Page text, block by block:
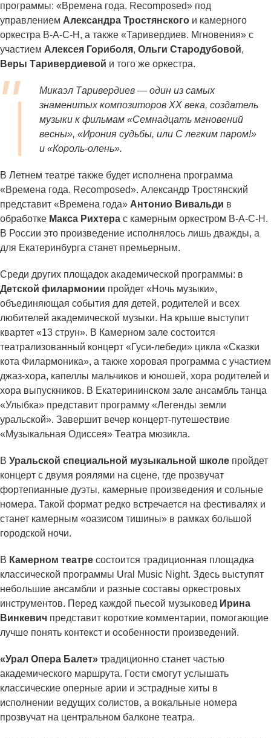
программы: «Времена года. Recomposed» под
управлением Александра Тростянского и камерного
оркестра B-A-C-H, а также «Таривердиев. Мгновения» с
участием Алексея Гориболя, Ольги Стародубовой,
Веры Таривердиевой и того же оркестра.
Микаэл Таривердиев — один из самых
знаменитых композиторов XX века, создатель
музыки к фильмам «Семнадцать мгновений
весны», «Ирония судьбы, или С легким паром!»
и «Король-олень».
В Летнем театре также будет исполнена программа
«Времена года. Recomposed». Александр Тростянский
представит «Времена года» Антонио Вивальди в
обработке Макса Рихтера с камерным оркестром B-A-C-H.
В России это произведение исполнялось лишь дважды, а
для Екатеринбурга станет премьерным.
Среди других площадок академической программы: в
Детской филармонии пройдет «Ночь музыки»,
объединяющая события для детей, родителей и всех
любителей академической музыки. На крыше выступит
квартет «13 струн». В Камерном зале состоится
театрализованный концерт «Гуси-лебеди» цикла «Сказки
кота Филармоника», а также хоровая программа с участием
джаз-хора, капеллы мальчиков и юношей, хора родителей и
хора выпускников. В Екатерининском зале ансамбль танца
«Улыбка» представит программу «Легенды земли
уральской». Завершит вечер концерт-путешествие
«Музыкальная Одиссея» Театра мюзикла.
В Уральской специальной музыкальной школе пройдет
концерт с двумя роялями на сцене, где прозвучат
фортепианные дуэты, камерные произведения и сольные
номера. Такой формат редко встречается на фестивалях и
станет камерным «оазисом тишины» в рамках большой
городской ночи.
В Камерном театре состоится традиционная площадка
классической программы Ural Music Night. Здесь выступят
небольшие ансамбли и разные составы оркестровых
инструментов. Перед каждой пьесой музыковед Ирина
Винкевич представит короткие комментарии, помогающие
лучше понять контекст и особенности произведений.
«Урал Опера Балет» традиционно станет частью
академического маршрута. Гости смогут услышать
классические оперные арии и эстрадные хиты в
исполнении ведущих солистов, а вокальные номера
прозвучат на центральном балконе театра.